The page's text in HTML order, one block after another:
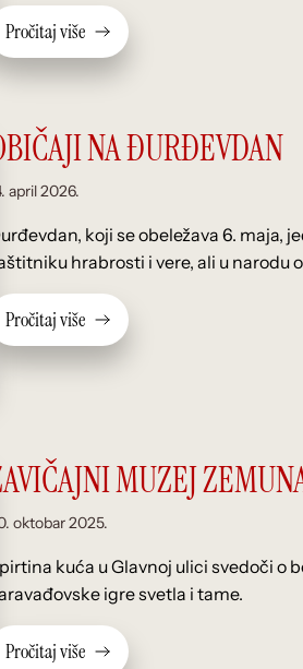
Pročitajviše
NA ĐURĐEVDAN
april 2026.
koji se obeležava 6. maja,
hrabrosti i vere, ali u narodu
Pročitajviše
MUZEJ
oktobar 2025.
kuća u Glavnoj ulici svedoči o
igre svetla i tame.
Pročitajviše